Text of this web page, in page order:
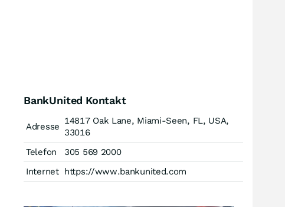
BankUnited Kontakt
Adresse
14817 Oak Lane, Miami-Seen, FL, USA,
33016
Telefon
305 569 2000
Internet https://www.bankunited.com